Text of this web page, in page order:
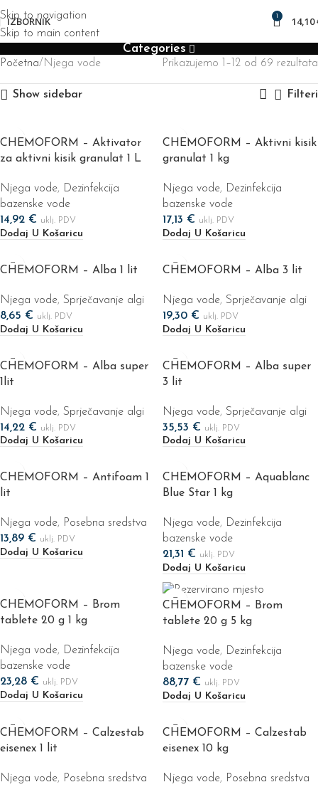
Skip to navigation
Skip to main content
IZBORNIK 1 14,10
Categories
Početna Njega vode Prikazujemo 1–12 od 69 rezultata
Show sidebar Filteri
CHEMOFORM – Aktivator
za aktivni kisik granulat 1 L
Njega vode, Dezinfekcija
bazenske vode
14,92 € uklj. PDV
Dodaj U Košaricu
CHEMOFORM – Aktivni kisik
granulat 1 kg
Njega vode, Dezinfekcija
bazenske vode
17,13 € uklj. PDV
Dodaj U Košaricu
CHEMOFORM – Alba 1 lit
Njega vode, Sprječavanje algi
8,65 € uklj. PDV
Dodaj U Košaricu
CHEMOFORM – Alba 3 lit
Njega vode, Sprječavanje algi
19,30 € uklj. PDV
Dodaj U Košaricu
CHEMOFORM – Alba super
1lit
Njega vode, Sprječavanje algi
14,22 € uklj. PDV
Dodaj U Košaricu
CHEMOFORM – Alba super
3 lit
Njega vode, Sprječavanje algi
35,53 € uklj. PDV
Dodaj U Košaricu
CHEMOFORM – Antifoam 1
lit
Njega vode, Posebna sredstva
13,89 € uklj. PDV
Dodaj U Košaricu
CHEMOFORM – Aquablanc
Blue Star 1 kg
Njega vode, Dezinfekcija
bazenske vode
21,31 € uklj. PDV
Dodaj U Košaricu
CHEMOFORM – Brom
tablete 20 g 1 kg
Njega vode, Dezinfekcija
bazenske vode
23,28 € uklj. PDV
Dodaj U Košaricu
CHEMOFORM – Brom
tablete 20 g 5 kg
Njega vode, Dezinfekcija
bazenske vode
88,77 € uklj. PDV
Dodaj U Košaricu
CHEMOFORM – Calzestab
eisenex 1 lit
Njega vode, Posebna sredstva
CHEMOFORM – Calzestab
eisenex 10 kg
Njega vode, Posebna sredstva